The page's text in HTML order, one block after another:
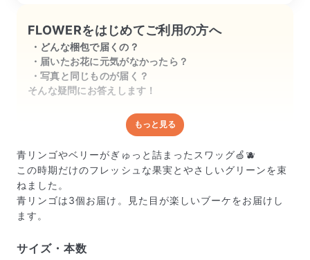
FLOWERをはじめてご利用の方へ
どんな梱包で届くの？
届いたお花に元気がなかったら？
写真と同じものが届く？
そんな疑問にお答えします！
どんな梱包で届くの？
出荷前に水揚げ（花が水を吸いやすくなる処理）を施
し、専用ボックスに丁寧に梱包してお届けしています。
きゅっとまとめられて一見窮屈そうに見えますが、輸送
中の衝撃による折れや擦れを軽減する効果があります。
もっと見る
青リンゴやベリーがぎゅっと詰まったスワッグ🍏🫐
この時期だけのフレッシュな果実とやさしいグリーンを束
ねました。
青リンゴは3個お届け。見た目が楽しいブーケをお届けし
ます。
サイズ・本数